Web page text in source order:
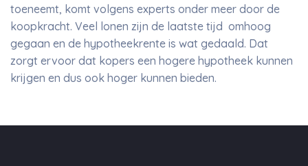
toeneemt, komt volgens experts onder meer door de
koopkracht. Veel lonen zijn de laatste tijd omhoog
gegaan en de hypotheekrente is wat gedaald. Dat
zorgt ervoor dat kopers een hogere hypotheek kunnen
krijgen en dus ook hoger kunnen bieden.